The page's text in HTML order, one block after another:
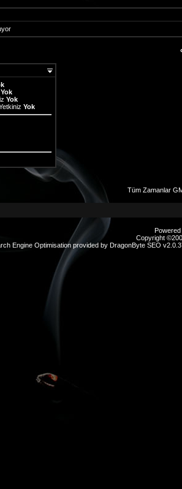
Yok
Yok
Yok
Tüm Zamanlar
Copyright
Engine Optimisation provided by DragonByte SEO